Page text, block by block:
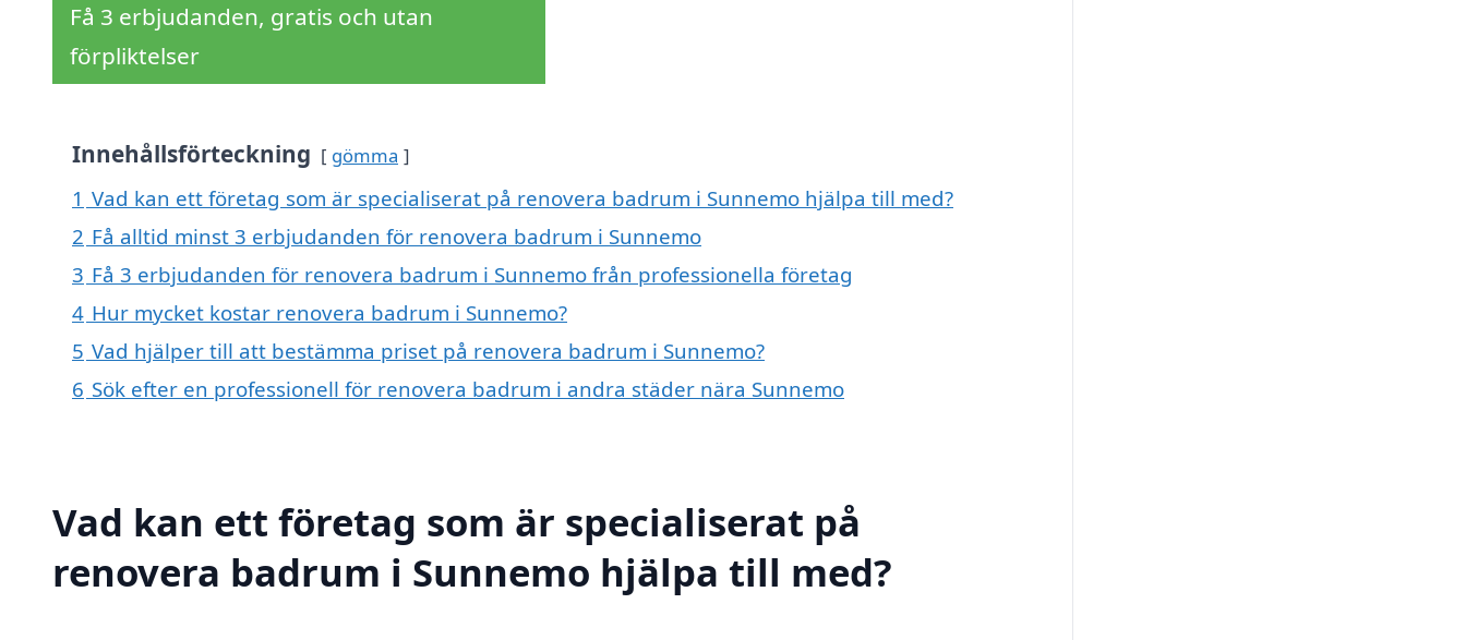
Få 3 erbjudanden, gratis och utan
förpliktelser
Innehållsförteckning gömma
1 Vad kan ett företag som är specialiserat på renovera badrum i Sunnemo hjälpa till med?
2 Få alltid minst 3 erbjudanden för renovera badrum i Sunnemo
3 Få 3 erbjudanden för renovera badrum i Sunnemo från professionella företag
4 Hur mycket kostar renovera badrum i Sunnemo?
5 Vad hjälper till att bestämma priset på renovera badrum i Sunnemo?
6 Sök efter en professionell för renovera badrum i andra städer nära Sunnemo
Vad kan ett företag som är specialiserat på
renovera badrum i Sunnemo hjälpa till med?